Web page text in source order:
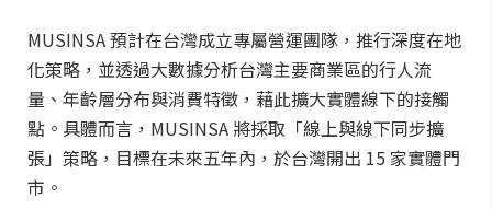
MUSINSA 預計在台灣成立專屬營運團隊，推行深度在地
化策略，並透過大數據分析台灣主要商業區的行人流
量、年齡層分布與消費特徵，藉此擴大實體線下的接觸
點。具體而言，MUSINSA 將採取「線上與線下同步擴
張」策略，目標在未來五年內，於台灣開出 15 家實體門
市。